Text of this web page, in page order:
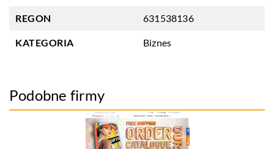
REGON 631538136
KATEGORIA Biznes
Podobne firmy